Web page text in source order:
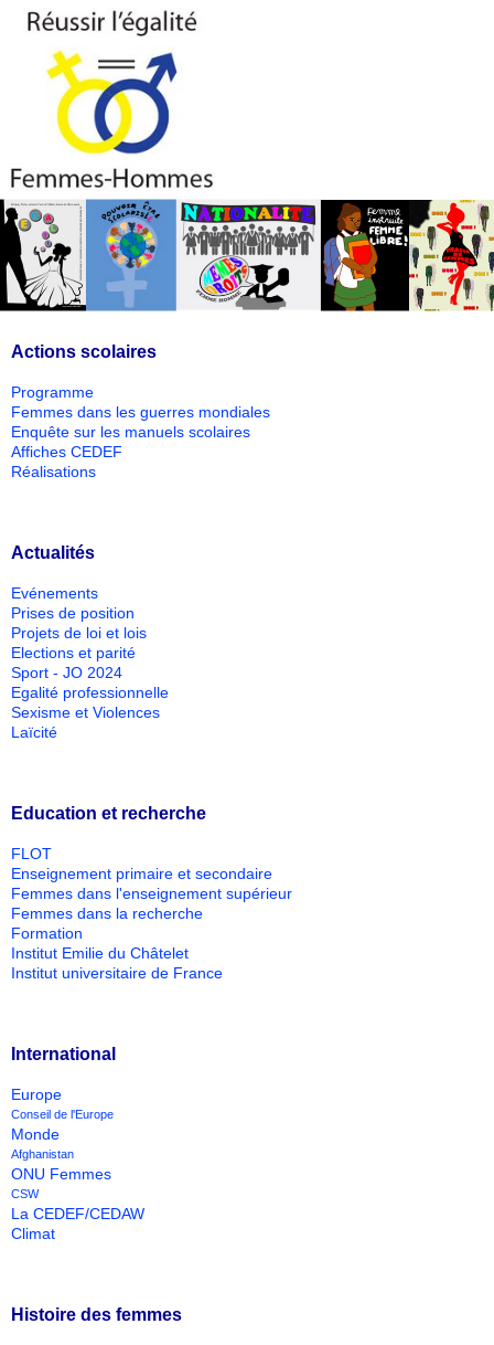
Actions scolaires
Programme
Femmes dans les guerres mondiales
Enquête sur les manuels scolaires
Affiches CEDEF
Réalisations
Actualités
Evénements
Prises de position
Projets de loi et lois
Elections et parité
Sport - JO 2024
Egalité professionnelle
Sexisme et Violences
Laïcité
Education et recherche
FLOT
Enseignement primaire et secondaire
Femmes dans l'enseignement supérieur
Femmes dans la recherche
Formation
Institut Emilie du Châtelet
Institut universitaire de France
International
Europe
Conseil de l'Europe
Monde
Afghanistan
ONU Femmes
CSW
La CEDEF/CEDAW
Climat
Histoire des femmes